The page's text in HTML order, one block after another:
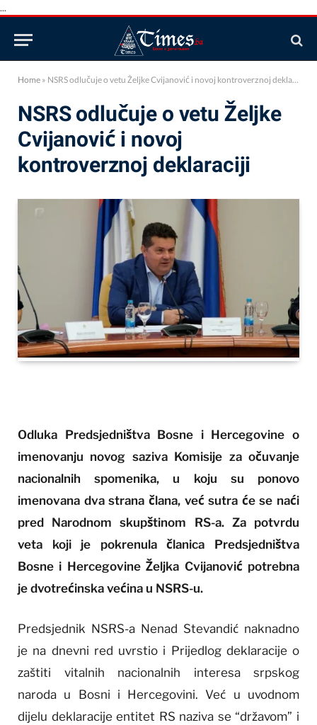
...
Home » NSRS odlučuje o vetu Željke Cvijanović i novoj kontroverznoj deklaraciji
NSRS odlučuje o vetu Željke
Cvijanović i novoj
kontroverznoj deklaraciji
Odluka Predsjedništva Bosne i Hercegovine o
imenovanju novog saziva Komisije za očuvanje
nacionalnih spomenika, u koju su ponovo
imenovana dva strana člana, već sutra će se naći
pred Narodnom skupštinom RS-a. Za potvrdu
veta koji je pokrenula članica Predsjedništva
Bosne i Hercegovine Željka Cvijanović potrebna
je dvotrećinska većina u NSRS-u.
Predsjednik NSRS-a Nenad Stevandić naknadno
je na dnevni red uvrstio i Prijedlog deklaracije o
zaštiti vitalnih nacionalnih interesa srpskog
naroda u Bosni i Hercegovini. Već u uvodnom
dijelu deklaracije entitet RS naziva se “državom” i